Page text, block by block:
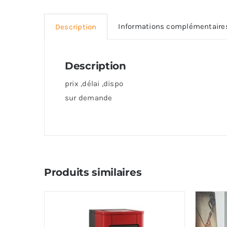
Description Informations
Description
prix ,délai ,dispo
sur demande
Produits similaires